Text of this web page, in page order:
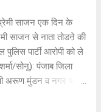
साजन एक दिन के
साजन से नाता तोडऩे की
पुलिस पार्टी आरोपी को ले
सोनू): पंजाब जिला
अरूण मुंडन व नगर थाना